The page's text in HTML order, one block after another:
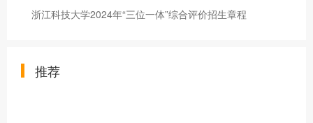
浙江科技大学2024年“三位一体”综合评价招生章程
推荐